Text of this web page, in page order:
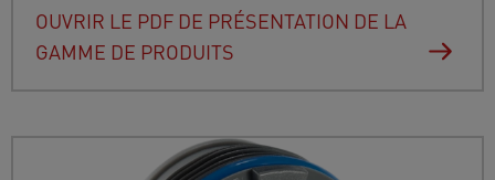
OUVRIR LE PDF DE PRÉSENTATION DE LA
GAMME DE PRODUITS